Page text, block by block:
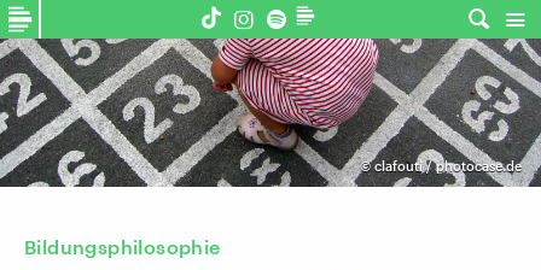
©clafouti / photocase.de
Bildungsphilosophie